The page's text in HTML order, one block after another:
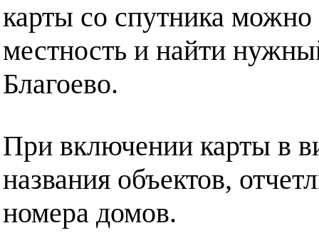
карты со спутника можно
местность и найти
Благоево.
При включении карты в
названия объектов,
номера домов.